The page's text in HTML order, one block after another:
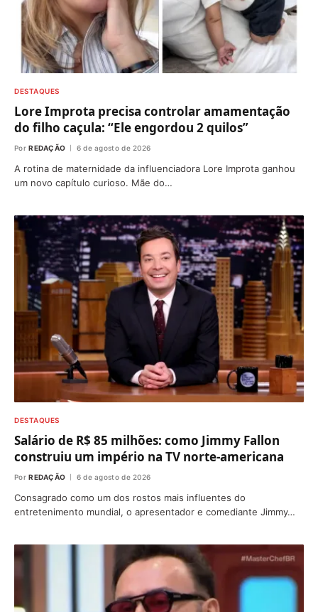
DESTAQUES
Lore Improta precisa controlar amamentação
do filho caçula: “Ele engordou 2 quilos”
Por REDAÇÃO 6 de agosto de 2026
A rotina de maternidade da influenciadora Lore Improta ganhou
um novo capítulo curioso. Mãe do…
DESTAQUES
Salário de R$ 85 milhões: como Jimmy Fallon
construiu um império na TV norte-americana
Por REDAÇÃO 6 de agosto de 2026
Consagrado como um dos rostos mais influentes do
entretenimento mundial, o apresentador e comediante Jimmy…